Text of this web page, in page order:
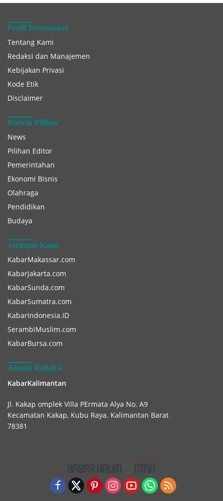
Profil Perusahaan
Tentang Kami
Redaksi dan Manajemen
Kebijakan Privasi
Kode Etik
Disclaimer
Rubrik Pilihan
News
Pilihan Editor
Pemerintahan
Ekonomi Bisnis
Olahraga
Pendidikan
Budaya
Jaringan Kami
KabarMakassar.com
KabarJakarta.com
KabarSunda.com
KabarSumatra.com
KabarIndonesia.ID
SerambiMuslim.com
KabarBursa.com
Alamat Redaksi
KabarKalimantan
Jl. Kakap omplek Villa PErmata Alya No. A9
Kecamatan Kakap, Kubu Raya. Kalimantan Barat
78381